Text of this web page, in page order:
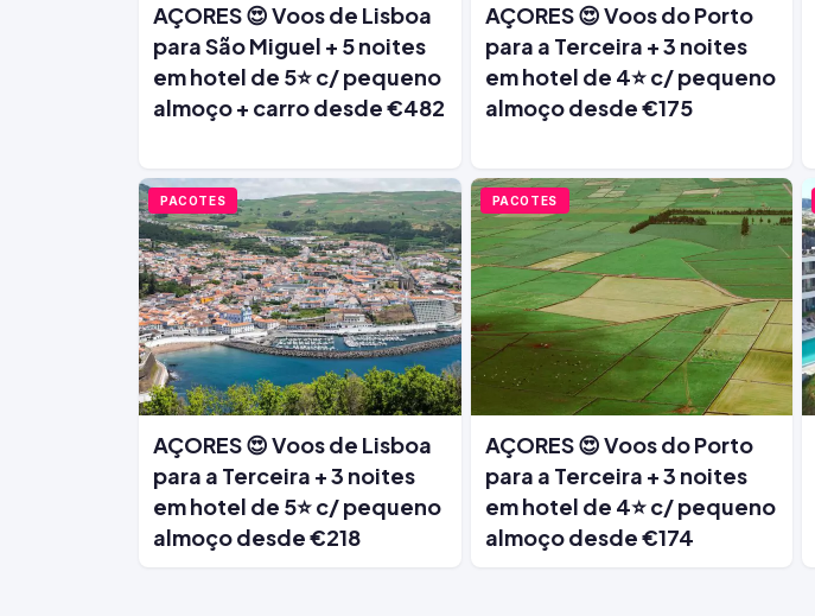
AÇORES 😍 Voos de Lisboa
para São Miguel + 5 noites
em hotel de 5⭐ c/ pequeno
almoço + carro desde €482
AÇORES 😍 Voos do Porto
para a Terceira + 3 noites
em hotel de 4⭐ c/ pequeno
almoço desde €175
PACOTES
AÇORES 😍 Voos de Lisboa
para a Terceira + 3 noites
em hotel de 5⭐ c/ pequeno
almoço desde €218
PACOTES
AÇORES 😍 Voos do Porto
para a Terceira + 3 noites
em hotel de 4⭐ c/ pequeno
almoço desde €174